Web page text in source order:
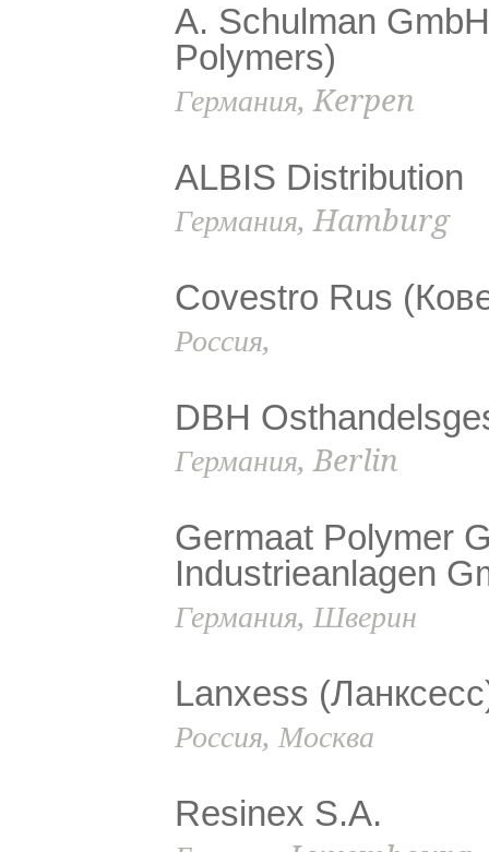
A. Schulman
Polymers)
Германия, Kerpen
ALBIS Distribution
Германия, Hamburg
Covestro Rus
Россия,
DBH
Германия, Berlin
Germaat Polymer
Industrieanlagen
Германия, Шверин
Lanxess
Россия, Москва
Resinex S.A.